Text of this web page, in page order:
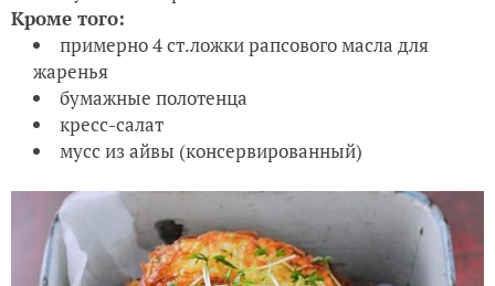
Кроме того:
примерно 4 ст.ложки рапсового масла для
жаренья
бумажные полотенца
кресс-салат
мусс из айвы (консервированный)